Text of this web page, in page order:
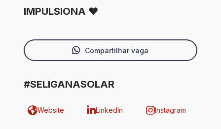
IMPULSIONA ❤️
Compartilhar vaga
#SELIGANASOLAR
Website LinkedIn Instagram